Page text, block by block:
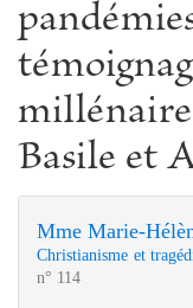
Basile et
Mme Marie-
Christianisme et
n° 114